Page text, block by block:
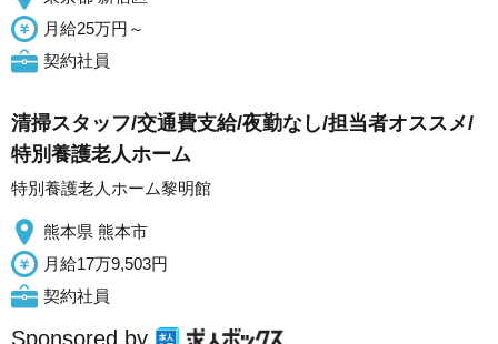
月給25万円～
契約社員
清掃スタッフ/交通費支給/夜勤なし/担当者オススメ/
特別養護老人ホーム
特別養護老人ホーム黎明館
熊本県 熊本市
月給17万9,503円
契約社員
Sponsored by